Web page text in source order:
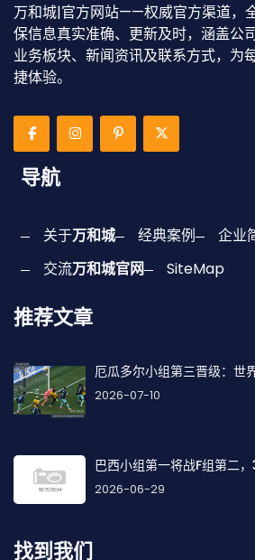
万和城|官方网站——权威官方渠道，
保信息真实准确、更新及时，涵盖公
业务板块、新闻资讯及联系方式，为
捷体验。
导航
关于万和城 经典案例 企业
交流万和城官网 SiteMap
推荐文章
厄瓜多尔小组第三晋级：世
2026-07-10
巴西小组第一将战F组第二
2026-06-29
找到我们